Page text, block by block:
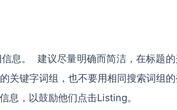
息。 建议尽量明确而简洁，在标题
关键字词组，也不要用相同搜索词组
息，以鼓励他们点击Listing。